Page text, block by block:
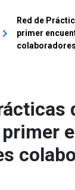
keyboard_arrow_right
Red de
primer